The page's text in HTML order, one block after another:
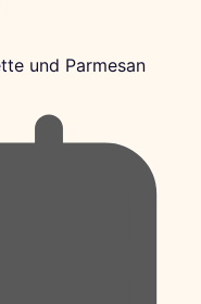
und Parmesan